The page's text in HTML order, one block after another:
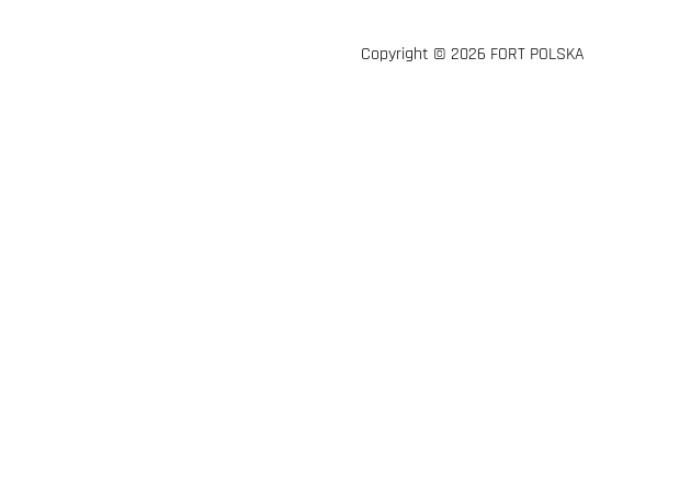
Copyright © 2026 FORT POLSKA